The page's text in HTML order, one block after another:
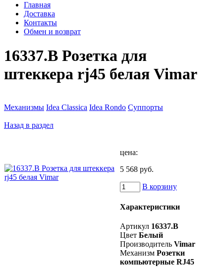
Главная
Доставка
Контакты
Обмен и возврат
16337.B Розетка для
штеккера rj45 белая Vimar
Механизмы Idea Classica Idea Rondo Суппорты
Назад в раздел
цена:
5 568 руб.
В корзину
Характеристики
Артикул 16337.B
Цвет Белый
Производитель Vimar
Механизм Розетки
компьютерные RJ45